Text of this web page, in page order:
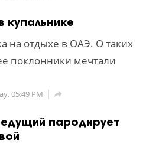
купальнике
на отдыхе в ОАЭ. О таких
поклонники мечтали
05:49 PM 
пародирует